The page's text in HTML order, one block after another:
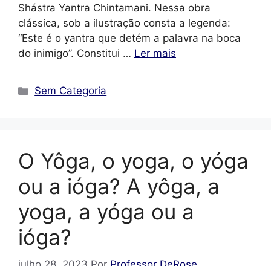
Shástra Yantra Chintamani. Nessa obra
clássica, sob a ilustração consta a legenda:
“Este é o yantra que detém a palavra na boca
do inimigo”. Constitui … Ler mais
Categorias
Sem Categoria
O Yôga, o yoga, o yóga
ou a ióga? A yôga, a
yoga, a yóga ou a
ióga?